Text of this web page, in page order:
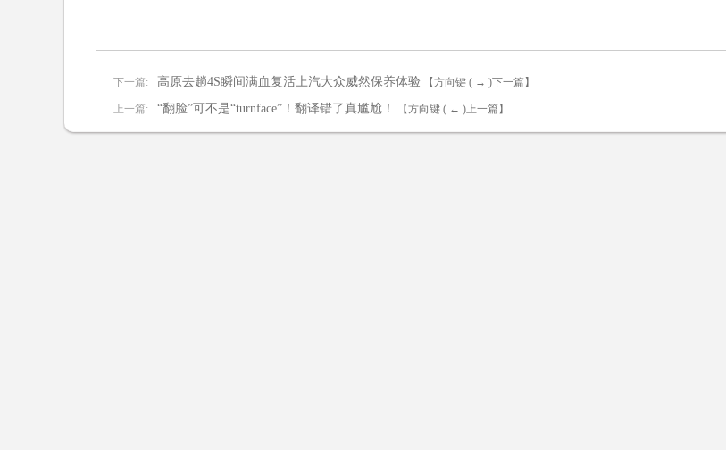
下一篇: 高原去趟4S瞬间满血复活上汽大众威然保养体验 【方向键 ( → )下一篇】
上一篇: “翻脸”可不是“turnface”！翻译错了真尴尬！ 【方向键 ( ← )上一篇】